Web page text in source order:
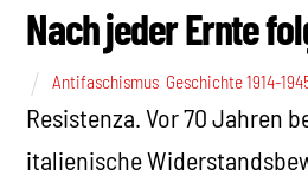
Nach jeder Ernte
Antifaschismus Geschichte 1914-
Resistenza. Vor 70 Jahren
italienische